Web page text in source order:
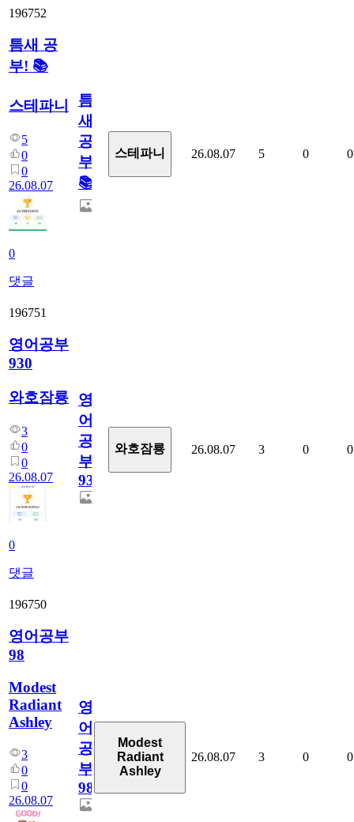
196752
틈새 공
부! 📚
스테파니
5
0
0
26.08.07
0
댓글
틈
새
공
부!
📚
스테파니 26.08.07 5 0 0
196751
영어공부
930
와호잠룡
3
0
0
26.08.07
0
댓글
영
어
공
부
930
와호잠룡 26.08.07 3 0 0
196750
영어공부
98
Modest
Radiant
Ashley
3
0
0
26.08.07
영
어
공
부
98
Modest
Radiant
Ashley
26.08.07 3 0 0